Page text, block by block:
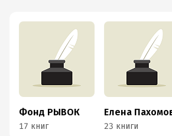
Фонд РЫВОК
17 книг
Елена
23 книги